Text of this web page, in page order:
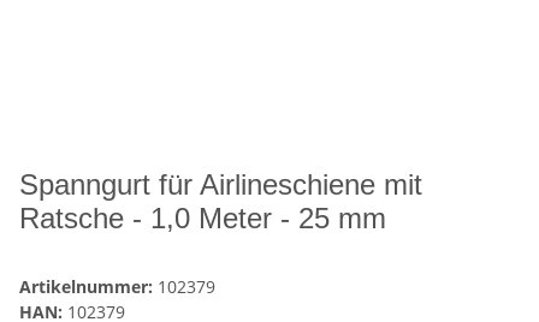
Spanngurt für Airlineschiene mit
Ratsche - 1,0 Meter - 25 mm
Artikelnummer: 102379
HAN: 102379